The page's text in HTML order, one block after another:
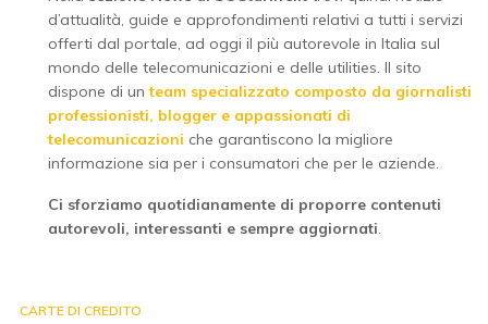
d’attualità, guide e approfondimenti relativi a tutti i servizi
offerti dal portale, ad oggi il più autorevole in Italia sul
mondo delle telecomunicazioni e delle utilities. Il sito
dispone di unteam specializzato composto da giornalisti
professionisti, blogger e appassionati di
telecomunicazioni che garantiscono la migliore
informazione sia per i consumatori che per le aziende.
Ci sforziamo quotidianamente di proporre contenuti
autorevoli, interessanti e sempre aggiornati.
CARTE DI CREDITO